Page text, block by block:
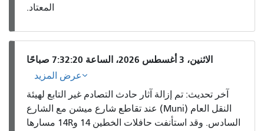
المعتاد.
الاثنين، 3 أغسطس 2026، الساعة 7:32:20 صباحًا
عرض المزيد
آخر تحديث: تم إزالة آثار حادث التصادم غير التابع لهيئة
النقل العام (Muni) عند تقاطع شارع ميشن مع الشارع
السادس. وقد استأنفت حافلات الخطين 14 و14R مسارها